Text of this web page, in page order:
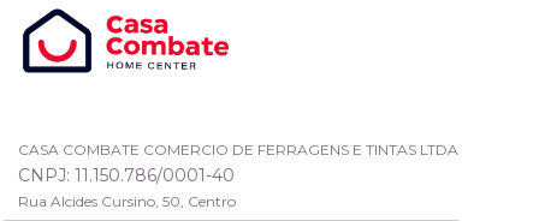
CASA COMBATE COMERCIO DE FERRAGENS E TINTAS LTDA
CNPJ: 11.150.786/0001-40
Rua Alcides Cursino, 50, Centro